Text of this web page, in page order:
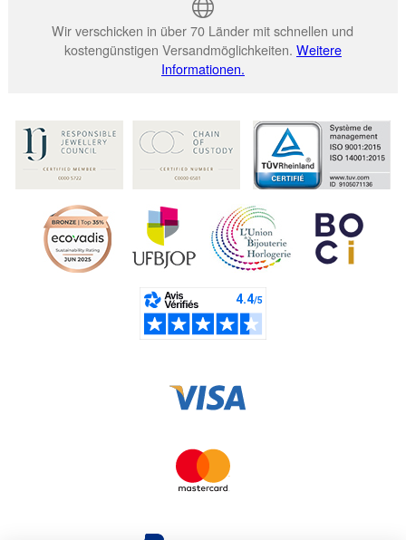
Wir verschicken in über 70 Länder mit schnellen und
kostengünstigen Versandmöglichkeiten. Weitere
Informationen.